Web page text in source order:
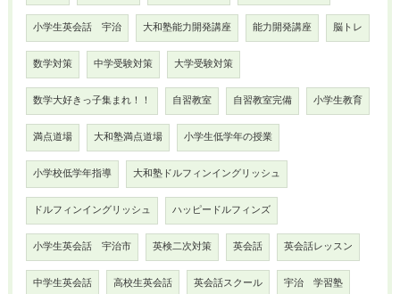
小学生英会話 宇治 大和塾能力開発講座 能力開発講座 脳トレ
数学対策 中学受験対策 大学受験対策
数学大好きっ子集まれ！！ 自習教室 自習教室完備 小学生教育
満点道場 大和塾満点道場 小学生低学年の授業
小学校低学年指導 大和塾ドルフィンイングリッシュ
ドルフィンイングリッシュ ハッピードルフィンズ
小学生英会話 宇治市 英検二次対策 英会話 英会話レッスン
中学生英会話 高校生英会話 英会話スクール 宇治 学習塾